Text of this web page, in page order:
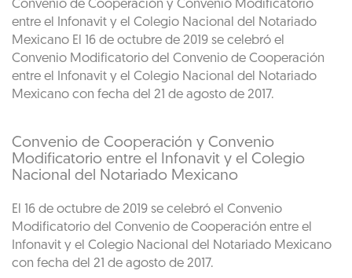
Convenio de Cooperación y Convenio Modificatorio
entre el Infonavit y el Colegio Nacional del Notariado
Mexicano El 16 de octubre de 2019 se celebró el
Convenio Modificatorio del Convenio de Cooperación
entre el Infonavit y el Colegio Nacional del Notariado
Mexicano con fecha del 21 de agosto de 2017.
Convenio de Cooperación y Convenio
Modificatorio entre el Infonavit y el Colegio
Nacional del Notariado Mexicano
El 16 de octubre de 2019 se celebró el Convenio
Modificatorio del Convenio de Cooperación entre el
Infonavit y el Colegio Nacional del Notariado Mexicano
con fecha del 21 de agosto de 2017.